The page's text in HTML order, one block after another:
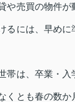
や売買の物件が
るには、早めに
帯は、卒業・入
くとも春の数